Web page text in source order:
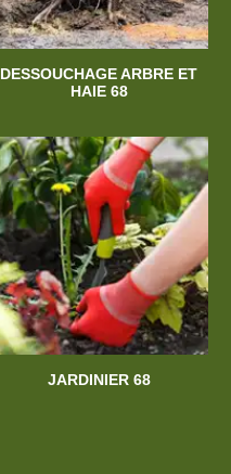
DESSOUCHAGE ARBRE ET
HAIE 68
JARDINIER 68